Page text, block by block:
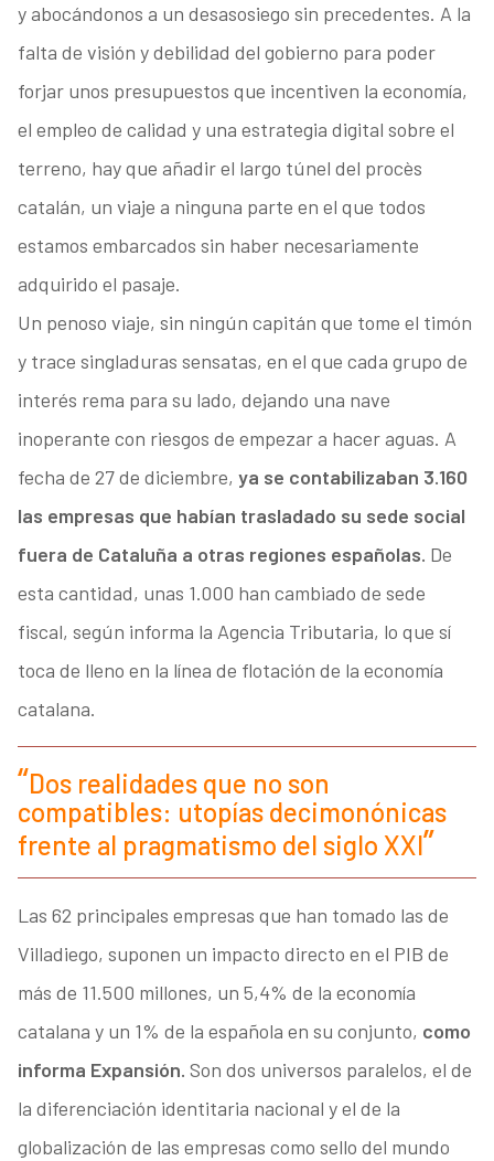
y abocándonos a un desasosiego sin precedentes. A la
falta de visión y debilidad del gobierno para poder
forjar unos presupuestos que incentiven la economía,
el empleo de calidad y una estrategia digital sobre el
terreno, hay que añadir el largo túnel del procès
catalán, un viaje a ninguna parte en el que todos
estamos embarcados sin haber necesariamente
adquirido el pasaje.
Un penoso viaje, sin ningún capitán que tome el timón
y trace singladuras sensatas, en el que cada grupo de
interés rema para su lado, dejando una nave
inoperante con riesgos de empezar a hacer aguas. A
fecha de 27 de diciembre, ya se contabilizaban 3.160
las empresas que habían trasladado su sede social
fuera de Cataluña a otras regiones españolas. De
esta cantidad, unas 1.000 han cambiado de sede
fiscal, según informa la Agencia Tributaria, lo que sí
toca de lleno en la línea de flotación de la economía
catalana.
Dos realidades que no son
compatibles: utopías decimonónicas
frente al pragmatismo del siglo XXI
Las 62 principales empresas que han tomado las de
Villadiego, suponen un impacto directo en el PIB de
más de 11.500 millones, un 5,4% de la economía
catalana y un 1% de la española en su conjunto, como
informa Expansión. Son dos universos paralelos, el de
la diferenciación identitaria nacional y el de la
globalización de las empresas como sello del mundo